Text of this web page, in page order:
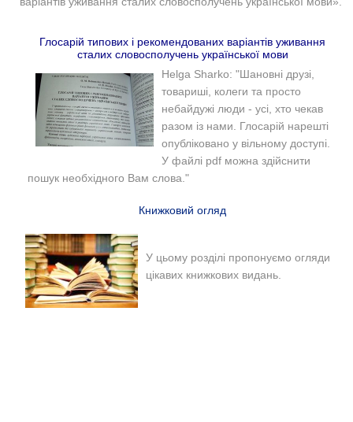
Глосарій типових і рекомендованих варіантів уживання
сталих словосполучень української мови
Helga Sharko: "Шановні друзі,
товариші, колеги та просто
небайдужі люди - усі, хто чекав
разом із нами. Глосарій нарешті
опубліковано у вільному доступі.
У файлі pdf можна здійснити
пошук необхідного Вам слова."
Книжковий огляд
У цьому розділі пропонуємо огляди
цікавих книжкових видань.